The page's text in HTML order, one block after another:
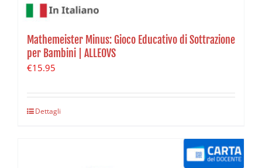
Mathemeister Minus: Gioco Educativo di Sottrazione
per Bambini | ALLEOVS
€15.95
Dettagli